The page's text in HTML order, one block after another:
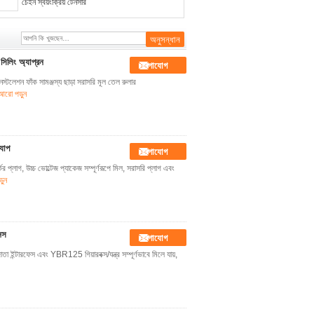
চেইন স্বয়ংক্রিয় টেনসার
অ্যাপ্রন যোগাযোগ
ফাঁক সামঞ্জস্য ছাড়া সরাসরি মূল তেল রুলার
পড়ুন
যোগাযোগ
উচ্চ ভোল্টেজ প্যাকেজ সম্পূর্ণরূপে মিল, সরাসরি প্লাগ এবং
যোগাযোগ
এবং YBR125 গিয়ারবক্স/যন্ত্র সম্পূর্ণভাবে মিলে যায়,